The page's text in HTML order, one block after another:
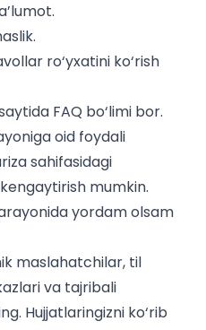
ro‘yxatini ko‘rish
FAQ bo‘limi bor.
oid foydali
sahifasidagi
mumkin.
yordam olsam
maslahatchilar, til
va tajribali
Hujjatlaringizni ko‘rib